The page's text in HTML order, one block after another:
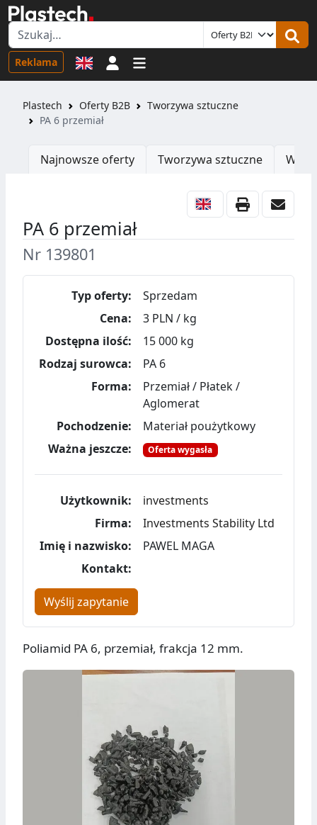
Reklama Logowanie
Plastech Oferty B2B
Tworzywa sztuczne
PA 6 przemiał
Najnowsze oferty Tworzywa sztuczne
PA 6 przemiał
Nr 139801
Typ oferty:
Sprzedam
Cena:
3 PLN / kg
Dostępna ilość:
15 000 kg
Rodzaj surowca:
PA 6
Forma:
Przemiał / Płatek /
Aglomerat
Pochodzenie:
Materiał poużytkowy
Ważna jeszcze:
Oferta wygasła
Użytkownik:
investments
Firma:
Investments Stability Ltd
Imię i nazwisko:
PAWEL MAGA
Kontakt:
Wyślij zapytanie
Poliamid PA 6, przemiał, frakcja 12 mm.